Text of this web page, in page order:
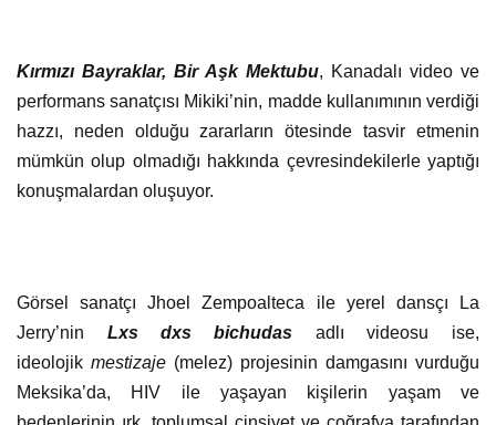
Kırmızı Bayraklar, Bir Aşk Mektubu, Kanadalı video ve
performans sanatçısı Mikiki’nin, madde kullanımının verdiği
hazzı, neden olduğu zararların ötesinde tasvir etmenin
mümkün olup olmadığı hakkında çevresindekilerle yaptığı
konuşmalardan oluşuyor.
Görsel sanatçı Jhoel Zempoalteca ile yerel dansçı La
Jerry’nin Lxs dxs bichudas adlı videosu ise,
ideolojik mestizaje (melez) projesinin damgasını vurduğu
Meksika’da, HIV ile yaşayan kişilerin yaşam ve